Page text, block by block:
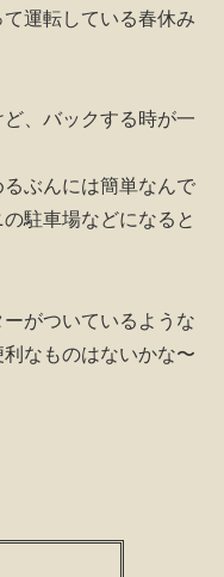
運転している春休み
、バックする時が一
ぶんには簡単なんで
駐車場などになると
がついているような
なものはないかな〜